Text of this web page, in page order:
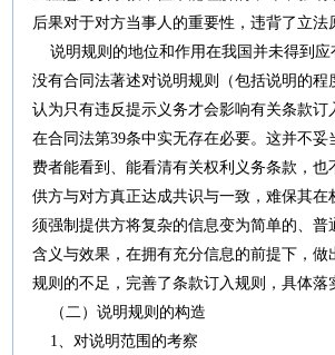
后果对于对方当事人的重要性，违背了立法
说明规则的地位和作用在我国并未得到应
没有合同法著述对说明规则（包括说明的
认为只有违反提示义务才会影响有关条款
在合同法第39条中实无存在必要。这并不
费者能看到、能看清有关权利义务条款，
供方与对方真正达成共识与一致，难保其
须强制提供方将复杂的信息变为简单的、
含义与效果，在拥有充分信息的前提下，
规则的不足，完善了条款订入规则，具体
（二）说明规则的构造
1、对说明范围的考察